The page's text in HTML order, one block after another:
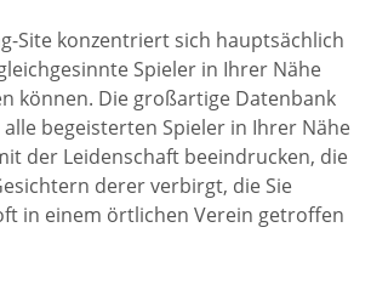
Site konzentriert sich hauptsächlich
Spieler in Ihrer Nähe
können. Die großartige Datenbank
begeisterten Spieler in Ihrer Nähe
der Leidenschaft beeindrucken, die
derer verbirgt, die Sie
in einem örtlichen Verein getroffen